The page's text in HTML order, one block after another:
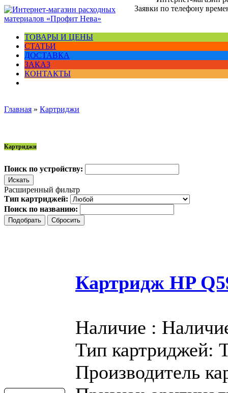
Заявки по телефону
ТОВАРЫ И ЦЕНЫ
СТАТЬИ
ДОСТАВКА
ЗАКАЗ
КОНТАКТЫ
Главная » Картриджи
Картриджи
Поиск по устройству:
Расширенный фильтр
Тип картриджей:
Поиск по названию:
Картридж HP
Наличие :
Тип картриджей:
Производитель